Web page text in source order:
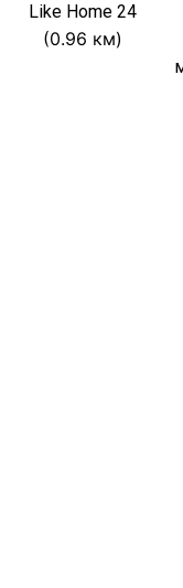
Like Home 24
(0.96 км)